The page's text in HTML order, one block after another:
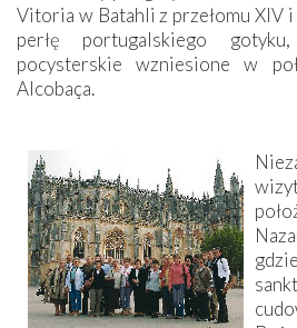
Vitoria w Batahli z przełomu XIV
perłę portugalskiego
pocysterskie wzniesione w
Alcobaça.